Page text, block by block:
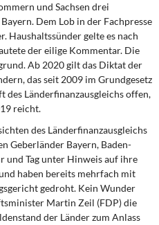
Daseinsvorsorge
und Sachsen drei
Dem Lob in der Fachpresse
Haushaltssünder gelte es nach
der eilige Kommentar. Die
Ab 2020 gilt das Diktat der
das seit 2009 im Grundgesetz
des Länderfinanzausgleichs offen,
reicht.
des Länderfinanzausgleichs
Geberländer Bayern, Baden-
und Tag unter Hinweis auf ihre
haben bereits mehrfach mit
gedroht. Kein Wunder
Martin Zeil (FDP) die
der Länder zum Anlass